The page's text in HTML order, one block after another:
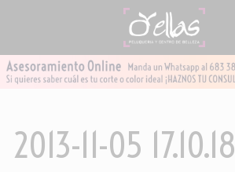
2013-11-05 17.10.18